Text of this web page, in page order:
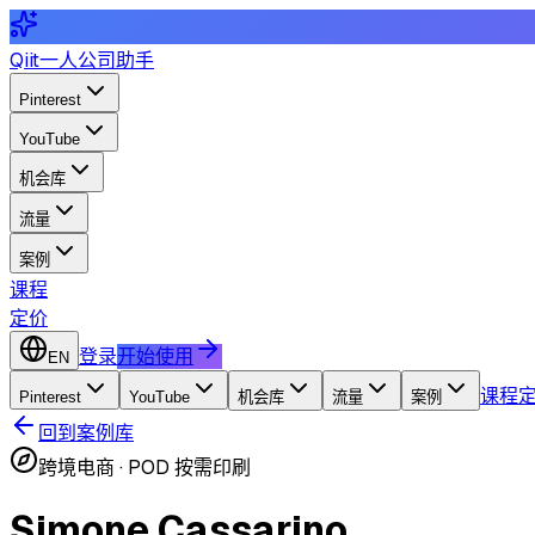
Qiit一人公司助手
Pinterest
YouTube
机会库
流量
案例
课程
定价
EN 登录开始使用
Pinterest YouTube 机会库 流量 案例 课程
回到案例库
跨境电商 · POD 按需印刷